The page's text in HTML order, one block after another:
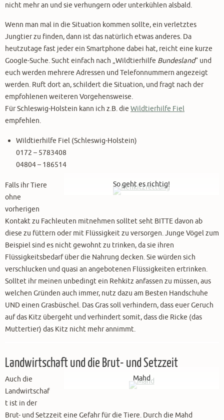
nicht mehr an und sie verhungern oder unterkühlen alsbald.
Wenn man mal in die Situation kommen sollte, ein verletztes
Jungtier zu finden, dann ist das natürlich etwas anderes. Da
heutzutage fast jeder ein Smartphone dabei hat, reicht eine kurze
Google-Suche. Sucht einfach nach „Wildtierhilfe Bundesland“ und
euch werden mehrere Adressen und Telefonnummern angezeigt
werden. Ruft dort an, schildert die Situation, und fragt nach der
empfohlenen weiteren Vorgehensweise.
Für Schleswig-Holstein kann ich z.B. die Wildtierhilfe Fiel
empfehlen.
Wildtierhilfe Fiel (Schleswig-Holstein)
0172 – 5783408
04804 – 186514
So geht es richtig!
Falls ihr Tiere
ohne
vorherigen
Kontakt zu Fachleuten mitnehmen solltet seht BITTE davon ab
diese zu füttern oder mit Flüssigkeit zu versorgen. Junge Vögel zum
Beispiel sind es nicht gewohnt zu trinken, da sie ihren
Flüssigkeitsbedarf über die Nahrung decken. Sie würden sich
verschlucken und quasi an angebotenen Flüssigkeiten ertrinken.
Solltet ihr meinen unbedingt ein Rehkitz anfassen zu müssen, aus
welchen Gründen auch immer, nutz dazu am Besten Handschuhe
UND einen Grasbüschel. Das Gras soll verhindern, dass euer Geruch
auf das Kitz übergeht und verhindert somit, dass die Ricke (das
Muttertier) das Kitz nicht mehr annimmt.
Landwirtschaft und die Brut- und Setzzeit
Mahd
Auch die
Landwirtschaf
t ist in der
Brut- und Setzzeit eine Gefahr für die Tiere. Durch die Mahd